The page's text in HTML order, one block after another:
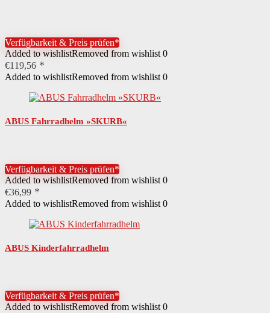
Verfügbarkeit & Preis prüfen*
Added to wishlistRemoved from wishlist 0
€119,56
Added to wishlistRemoved from wishlist 0
ABUS Fahrradhelm »SKURB«
Verfügbarkeit & Preis prüfen*
Added to wishlistRemoved from wishlist 0
€36,99
Added to wishlistRemoved from wishlist 0
ABUS Kinderfahrradhelm
Verfügbarkeit & Preis prüfen*
Added to wishlistRemoved from wishlist 0